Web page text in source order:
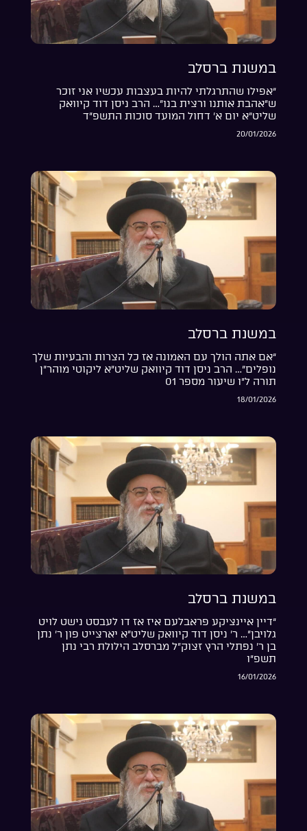
במשנת ברסלב
“אפילו שהתרגלתי להיות בעצבות עכשיו אני זוכר
ש”אהבת אותנו ורצית בנו”… הרב ניסן דוד קיוואק
שליט”א יום א’ דחול המועד סוכות התשפ”ד
20/01/2026
במשנת ברסלב
“אם אתה הולך עם האמונה אז כל הצרות והבעיות שלך
נופלים”… הרב ניסן דוד קיוואק שליט”א ליקוטי מוהר”ן
תורה ל”ו שיעור מספר 01
18/01/2026
במשנת ברסלב
“דיין איינציקע פראבלעם איז אז דו לעבסט נישט לויט
גלויבן”… ר’ ניסן דוד קיוואק שליט”א יארצייט פון ר’ נתן
בן ר’ נפתלי הרץ זצוק”ל מברסלב הילולת רבי נתן
תשפ”ו
16/01/2026